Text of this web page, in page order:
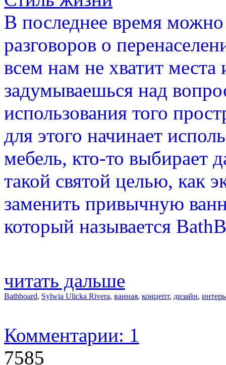
В последнее время
разговоров о
всем нам не хватит
задумываешься над
использования того
для этого начинает
мебель, кто-то
такой святой целью, как
заменить привычную
который называется
читать дальше
Bathboard, Sylwia Ulicka Rivera, ванная, концепт, дизайн,
Комментарии: 1
7585